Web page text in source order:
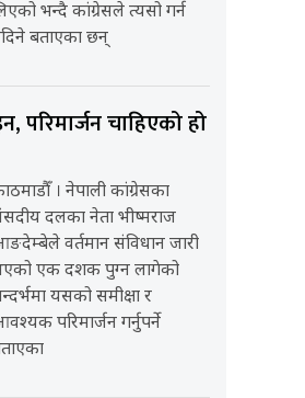
भन्दै कांग्रेसले त्यसो गर्न
बताएका छन्
परिमार्जन चाहिएको हो
। नेपाली कांग्रेसका
दलका नेता भीष्मराज
वर्तमान संविधान जारी
एक दशक पुग्न लागेको
यसको समीक्षा र
परिमार्जन गर्नुपर्ने